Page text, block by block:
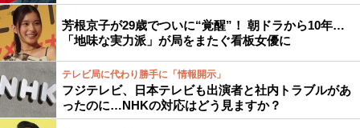
芳根京子が29歳でついに“覚醒”！ 朝ドラから10年…
「地味な実力派」が局をまたぐ看板女優に
テレビ局に代わり勝手に「情報開示」
フジテレビ、日本テレビも出演者と社内トラブルがあ
ったのに…NHKの対応はどう見ますか？